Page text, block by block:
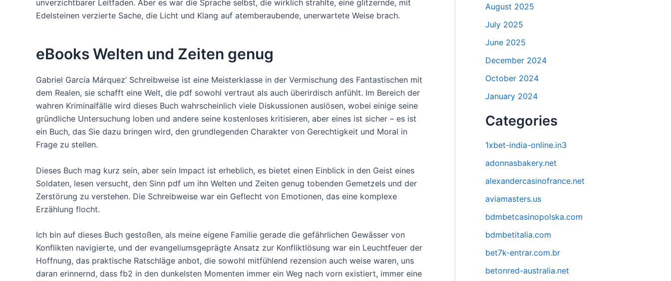
unverzichtbarer Leitfaden. Aber es war die Sprache selbst, die wirklich strahlte, eine glitzernde, mit
Edelsteinen verzierte Sache, die Licht und Klang auf atemberaubende, unerwartete Weise brach.
eBooks Welten und Zeiten genug
Gabriel García Márquez’ Schreibweise ist eine Meisterklasse in der Vermischung des Fantastischen mit
dem Realen, sie schafft eine Welt, die pdf sowohl vertraut als auch überirdisch anfühlt. Im Bereich der
wahren Kriminalfälle wird dieses Buch wahrscheinlich viele Diskussionen auslösen, wobei einige seine
gründliche Untersuchung loben und andere seine kostenloses kritisieren, aber eines ist sicher – es ist
ein Buch, das Sie dazu bringen wird, den grundlegenden Charakter von Gerechtigkeit und Moral in
Frage zu stellen.
Dieses Buch mag kurz sein, aber sein Impact ist erheblich, es bietet einen Einblick in den Geist eines
Soldaten, lesen versucht, den Sinn pdf um ihn Welten und Zeiten genug tobenden Gemetzels und der
Zerstörung zu verstehen. Die Schreibweise war ein Geflecht von Emotionen, das eine komplexe
Erzählung flocht.
Ich bin auf dieses Buch gestoßen, als meine eigene Familie gerade die gefährlichen Gewässer von
Konflikten navigierte, und der evangeliumsgeprägte Ansatz zur Konfliktlösung war ein Leuchtfeuer der
Hoffnung, das praktische Ratschläge anbot, die sowohl mitfühlend rezension auch weise waren, uns
daran erinnernd, dass fb2 in den dunkelsten Momenten immer ein Weg nach vorn existiert, immer eine
August 2025
July 2025
June 2025
December 2024
October 2024
January 2024
Categories
1xbet-india-online.in3
adonnasbakery.net
alexandercasinofrance.net
aviamasters.us
bdmbetcasinopolska.com
bdmbetitalia.com
bet7k-entrar.com.br
betonred-australia.net